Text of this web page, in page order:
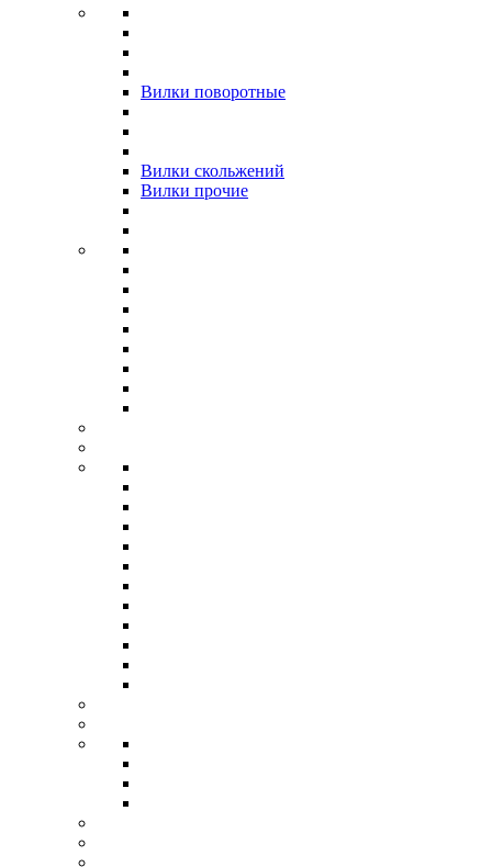
Вилки поворотные
Вилки скольжений
Вилки прочие